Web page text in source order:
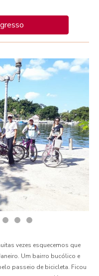
vezes esquecemos que
Um bairro bucólico e
passeio de bicicleta. Ficou